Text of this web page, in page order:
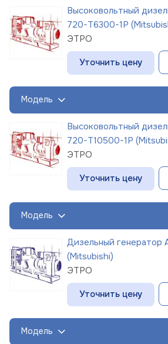
Высоковольтный
720-Т6300-1Р
ЭТРО
Уточнить цену
Модель
Высоковольтный
720-Т10500-1Р
ЭТРО
Уточнить цену
Модель
Дизельный
(Mitsubishi)
ЭТРО
Уточнить цену
Модель